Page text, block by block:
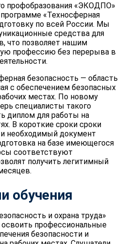
профобразования «ЭКОДПО»
«Техносферная
по всей России. Мы
средства для
что позволяет нашим
профессию без перерыва в
безопасность — область
с обеспечением безопасных
местах. По новому
специалисты такого
диплом для работы на
В короткие сроки сроки
и необходимый документ
на базе имеющегося
соответствуют
получить легитимный
обучения
и охрана труда»
освоить профессиональные
безопасности и